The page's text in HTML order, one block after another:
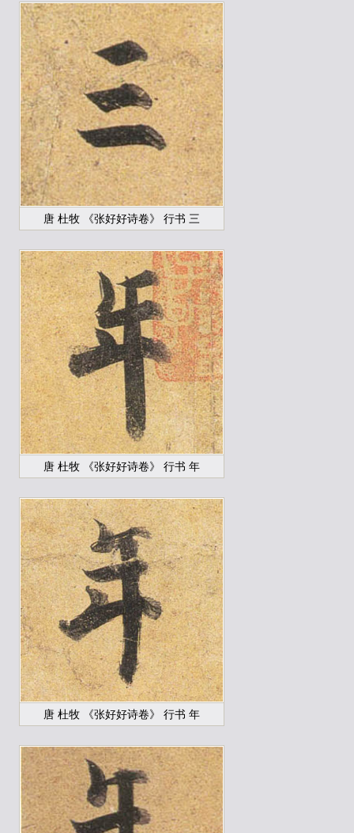
唐 杜牧 《张好好诗卷》 行书 三
唐 杜牧 《张好好诗卷》 行书 年
唐 杜牧 《张好好诗卷》 行书 年